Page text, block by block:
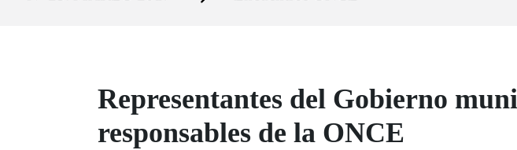
Representantes del Gobierno
responsables de la ONCE